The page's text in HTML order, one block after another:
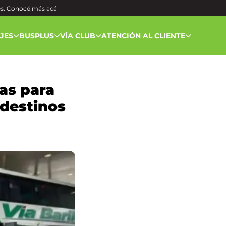
Conocé másacá
BUSPLUS VÍA CLUB ATENCIÓN AL CLIENTE
para